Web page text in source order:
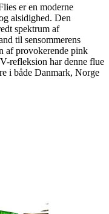
er en moderne
alsidighed. Den
spektrum af
til sensommerens
af provokerende pink
refleksion har denne flue
i både Danmark, Norge